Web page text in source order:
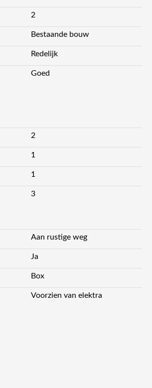
2
Bestaande bouw
Redelijk
Goed
2
1
1
3
Aan rustige weg
Ja
Box
Voorzien van elektra